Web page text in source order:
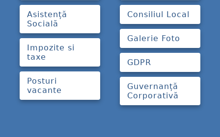
Asistență
Socială
Impozite si
taxe
Posturi
vacante
Consiliul Local
Galerie Foto
GDPR
Guvernanță
Corporativă